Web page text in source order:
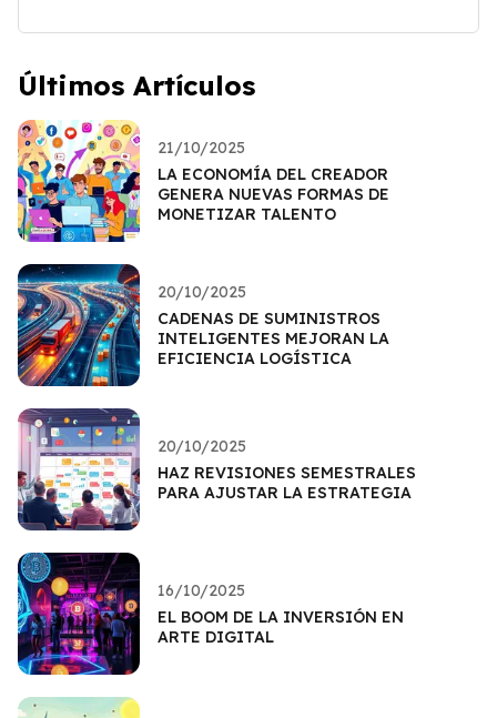
Últimos Artículos
21/10/2025
LA ECONOMÍA DEL CREADOR
GENERA NUEVAS FORMAS DE
MONETIZAR TALENTO
20/10/2025
CADENAS DE SUMINISTROS
INTELIGENTES MEJORAN LA
EFICIENCIA LOGÍSTICA
20/10/2025
HAZ REVISIONES SEMESTRALES
PARA AJUSTAR LA ESTRATEGIA
16/10/2025
EL BOOM DE LA INVERSIÓN EN
ARTE DIGITAL